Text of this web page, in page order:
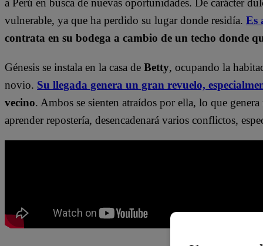
a Perú en busca de nuevas oportunidades. De carácter
vulnerable, ya que ha perdido su lugar donde residía. Es
contrata en su bodega a cambio de un techo donde
Génesis se instala en la casa de Betty, ocupando la
novio. Su llegada genera un gran revuelo,
vecino. Ambos se sienten atraídos por ella, lo que
aprender repostería, desencadenará varios conflictos,